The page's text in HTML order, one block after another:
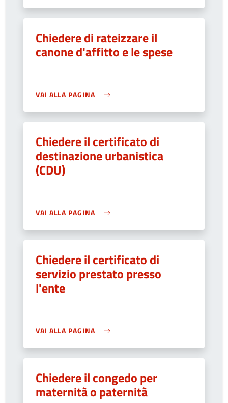
Chiedere di rateizzare il
canone d'affitto e le spese
VAI ALLA PAGINA
Chiedere il certificato di
destinazione urbanistica
(CDU)
VAI ALLA PAGINA
Chiedere il certificato di
servizio prestato presso
l'ente
VAI ALLA PAGINA
Chiedere il congedo per
maternità o paternità